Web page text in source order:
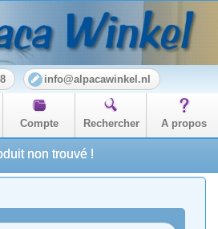
info@alpacawinkel.nl
Compte Rechercher A propos
non trouvé !